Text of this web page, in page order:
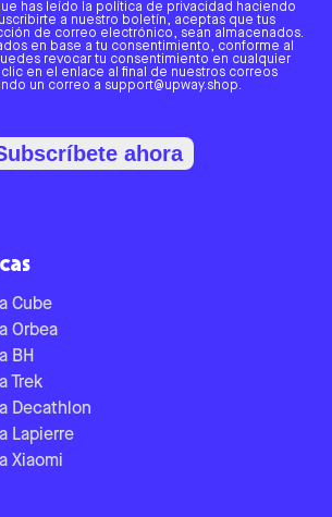
Cube
Orbea
BH
Trek
Decathlon
Lapierre
Xiaomi
has leído la política de privacidad haciendo
a nuestro boletín, aceptas que tus
de correo electrónico, sean almacenados.
en base a tu consentimiento, conforme al
Puedes revocar tu consentimiento en cualquier
en el enlace al final de nuestros correos
un correo a support@upway.shop.
ahora